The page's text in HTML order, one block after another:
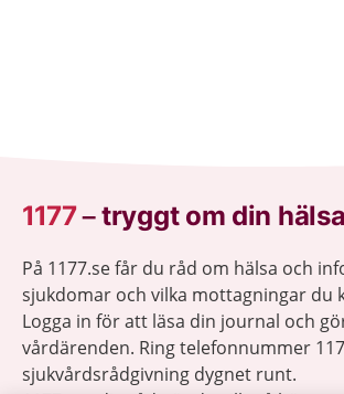
1177–tryggt om din
På 1177.se får du råd om hälsa och
sjukdomar och vilka mottagningar du
Logga in för att läsa din journal och
vårdärenden. Ring telefonnummer
sjukvårdsrådgivning dygnet runt.